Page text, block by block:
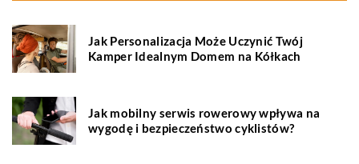
Jak Personalizacja Może Uczynić Twój
Kamper Idealnym Domem na Kółkach
Jak mobilny serwis rowerowy wpływa na
wygodę i bezpieczeństwo cyklistów?